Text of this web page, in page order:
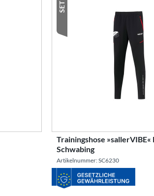
SET
Trainingshose »sallerVIBE«
Schwabing
Artikelnummer: SC6230